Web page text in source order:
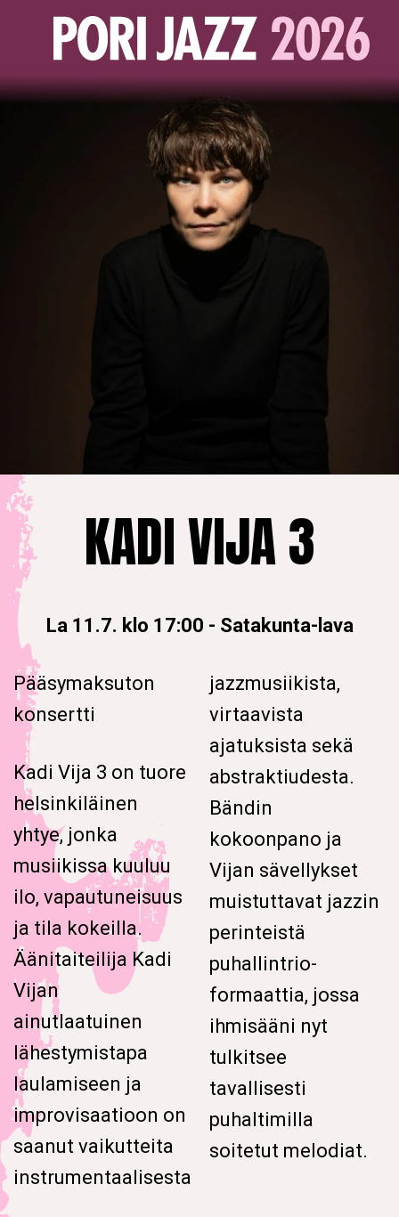
KADI VIJA 3
La 11.7. klo 17:00 - Satakunta-lava
Pääsymaksuton
konsertti
Kadi Vija 3 on tuore
helsinkiläinen
yhtye, jonka
musiikissa kuuluu
ilo, vapautuneisuus
ja tila kokeilla.
Äänitaiteilija Kadi
Vijan
ainutlaatuinen
lähestymistapa
laulamiseen ja
improvisaatioon on
saanut vaikutteita
instrumentaalisesta
jazzmusiikista,
virtaavista
ajatuksista sekä
abstraktiudesta.
Bändin
kokoonpano ja
Vijan sävellykset
muistuttavat jazzin
perinteistä
puhallintrio-
formaattia, jossa
ihmisääni nyt
tulkitsee
tavallisesti
puhaltimilla
soitetut melodiat.